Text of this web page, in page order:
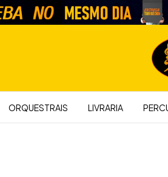
ORQUESTRAIS LIVRARIA